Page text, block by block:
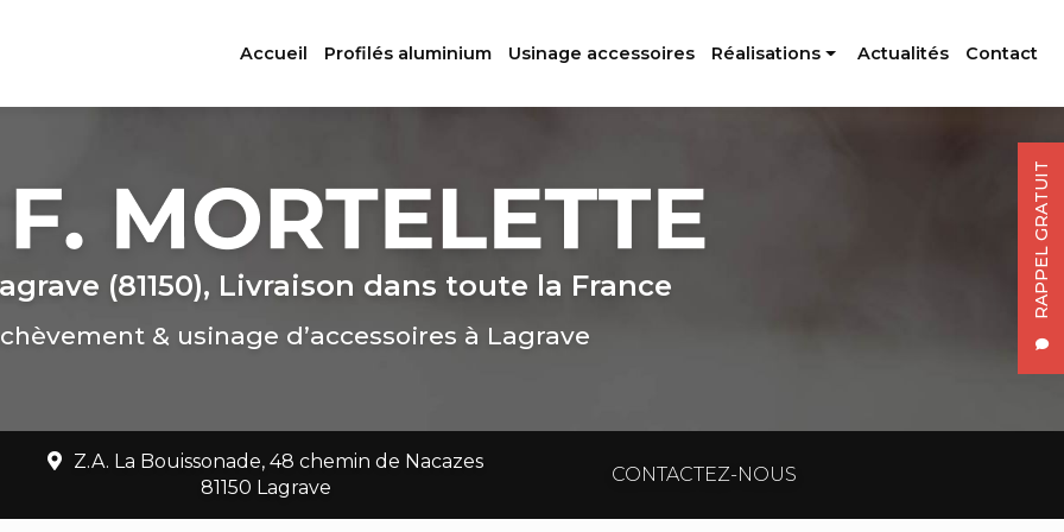
RAPPEL GRATUIT
Accueil Profilés aluminium Usinage accessoires Réalisations Actualités Contact
(81150), Livraison dans toute la France
& usinage d’accessoires à Lagrave
Z.A. La Bouissonade, 48 chemin de Nacazes
81150 Lagrave
CONTACTEZ-NOUS